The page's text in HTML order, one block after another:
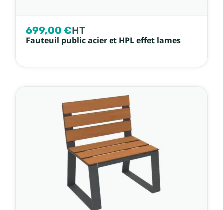
699,00 €HT
Fauteuil public acier et HPL effet lames